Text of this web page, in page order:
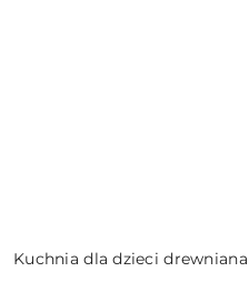
Kuchnia dla dzieci